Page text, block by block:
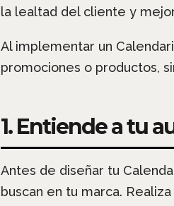
la lealtad del cliente y
Al implementar un
promociones o productos,
1. Entiende a tu
Antes de diseñar tu
buscan en tu marca.